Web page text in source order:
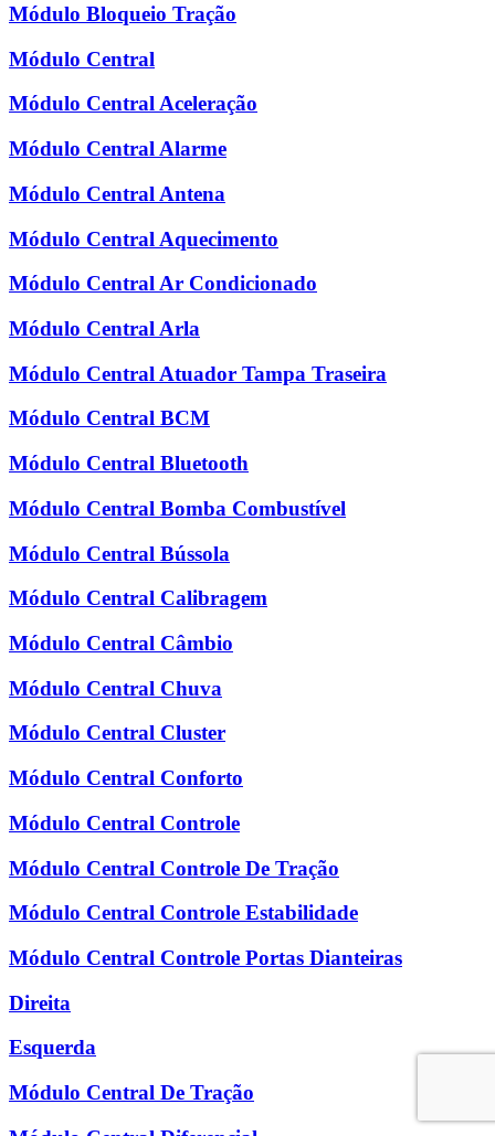
Módulo Bloqueio Tração
Módulo Central
Módulo Central Aceleração
Módulo Central Alarme
Módulo Central Antena
Módulo Central Aquecimento
Módulo Central Ar Condicionado
Módulo Central Arla
Módulo Central Atuador Tampa Traseira
Módulo Central BCM
Módulo Central Bluetooth
Módulo Central Bomba Combustível
Módulo Central Bússola
Módulo Central Calibragem
Módulo Central Câmbio
Módulo Central Chuva
Módulo Central Cluster
Módulo Central Conforto
Módulo Central Controle
Módulo Central Controle De Tração
Módulo Central Controle Estabilidade
Módulo Central Controle Portas Dianteiras
Direita
Esquerda
Módulo Central De Tração